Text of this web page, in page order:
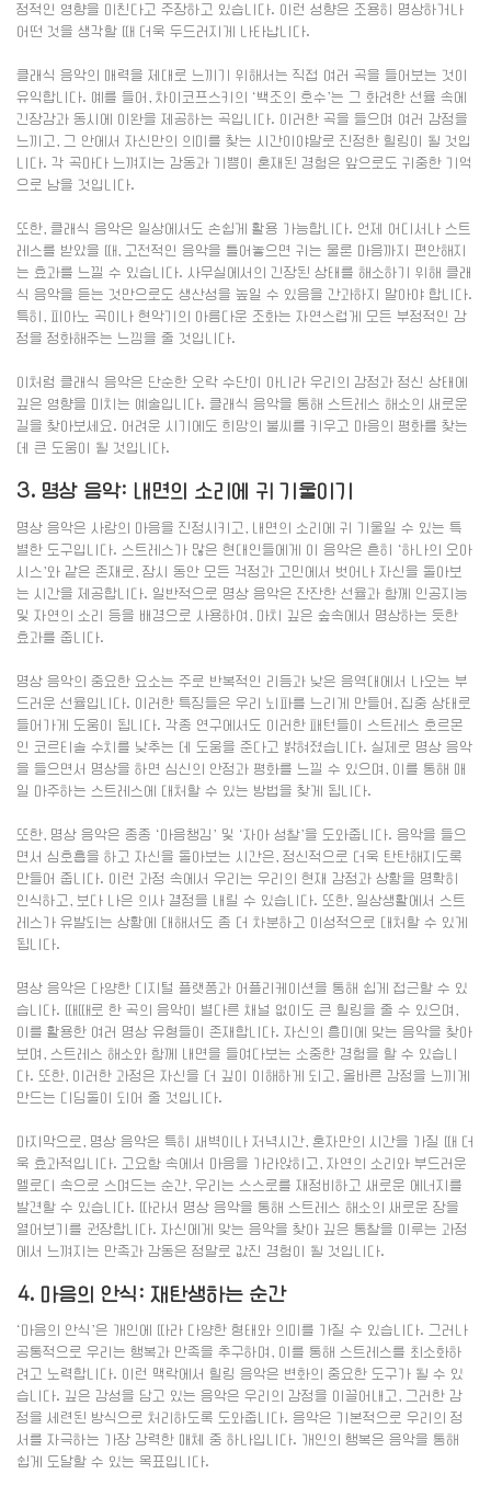
정적인 영향을 미친다고 주장하고 있습니다. 이런 성향은 조용히 명상하거나
어떤 것을 생각할 때 더욱 두드러지게 나타납니다.
클래식 음악의 매력을 제대로 느끼기 위해서는 직접 여러 곡을 들어보는 것이
유익합니다. 예를 들어, 차이코프스키의 ‘백조의 호수’는 그 화려한 선율 속에
긴장감과 동시에 이완을 제공하는 곡입니다. 이러한 곡을 들으며 여러 감정을
느끼고, 그 안에서 자신만의 의미를 찾는 시간이야말로 진정한 힐링이 될 것입
니다. 각 곡마다 느껴지는 감동과 기쁨이 혼재된 경험은 앞으로도 귀중한 기억
으로 남을 것입니다.
또한, 클래식 음악은 일상에서도 손쉽게 활용 가능합니다. 언제 어디서나 스트
레스를 받았을 때, 고전적인 음악을 틀어놓으면 귀는 물론 마음까지 편안해지
는 효과를 느낄 수 있습니다. 사무실에서의 긴장된 상태를 해소하기 위해 클래
식 음악을 듣는 것만으로도 생산성을 높일 수 있음을 간과하지 말아야 합니다.
특히, 피아노 곡이나 현악기의 아름다운 조화는 자연스럽게 모든 부정적인 감
정을 정화해주는 느낌을 줄 것입니다.
이처럼 클래식 음악은 단순한 오락 수단이 아니라 우리의 감정과 정신 상태에
깊은 영향을 미치는 예술입니다. 클래식 음악을 통해 스트레스 해소의 새로운
길을 찾아보세요. 어려운 시기에도 희망의 불씨를 키우고 마음의 평화를 찾는
데 큰 도움이 될 것입니다.
3. 명상 음악: 내면의 소리에 귀 기울이기
명상 음악은 사람의 마음을 진정시키고, 내면의 소리에 귀 기울일 수 있는 특
별한 도구입니다. 스트레스가 많은 현대인들에게 이 음악은 흔히 ‘하나의 오아
시스’와 같은 존재로, 잠시 동안 모든 걱정과 고민에서 벗어나 자신을 돌아보
는 시간을 제공합니다. 일반적으로 명상 음악은 잔잔한 선율과 함께 인공지능
및 자연의 소리 등을 배경으로 사용하여, 마치 깊은 숲속에서 명상하는 듯한
효과를 줍니다.
명상 음악의 중요한 요소는 주로 반복적인 리듬과 낮은 음역대에서 나오는 부
드러운 선율입니다. 이러한 특징들은 우리 뇌파를 느리게 만들어, 집중 상태로
들어가게 도움이 됩니다. 각종 연구에서도 이러한 패턴들이 스트레스 호르몬
인 코르티솔 수치를 낮추는 데 도움을 준다고 밝혀졌습니다. 실제로 명상 음악
을 들으면서 명상을 하면 심신의 안정과 평화를 느낄 수 있으며, 이를 통해 매
일 마주하는 스트레스에 대처할 수 있는 방법을 찾게 됩니다.
또한, 명상 음악은 종종 ‘마음챙김’ 및 ‘자아 성찰’을 도와줍니다. 음악을 들으
면서 심호흡을 하고 자신을 돌아보는 시간은, 정신적으로 더욱 탄탄해지도록
만들어 줍니다. 이런 과정 속에서 우리는 우리의 현재 감정과 상황을 명확히
인식하고, 보다 나은 의사 결정을 내릴 수 있습니다. 또한, 일상생활에서 스트
레스가 유발되는 상황에 대해서도 좀 더 차분하고 이성적으로 대처할 수 있게
됩니다.
명상 음악은 다양한 디지털 플랫폼과 어플리케이션을 통해 쉽게 접근할 수 있
습니다. 때때로 한 곡의 음악이 별다른 채널 없이도 큰 힐링을 줄 수 있으며,
이를 활용한 여러 명상 유형들이 존재합니다. 자신의 흥미에 맞는 음악을 찾아
보며, 스트레스 해소와 함께 내면을 들여다보는 소중한 경험을 할 수 있습니
다. 또한, 이러한 과정은 자신을 더 깊이 이해하게 되고, 올바른 감정을 느끼게
만드는 디딤돌이 되어 줄 것입니다.
마지막으로, 명상 음악은 특히 새벽이나 저녁시간, 혼자만의 시간을 가질 때 더
욱 효과적입니다. 고요함 속에서 마음을 가라앉히고, 자연의 소리와 부드러운
멜로디 속으로 스며드는 순간, 우리는 스스로를 재정비하고 새로운 에너지를
발견할 수 있습니다. 따라서 명상 음악을 통해 스트레스 해소의 새로운 장을
열어보기를 권장합니다. 자신에게 맞는 음악을 찾아 깊은 통찰을 이루는 과정
에서 느껴지는 만족과 감동은 정말로 값진 경험이 될 것입니다.
4. 마음의 안식: 재탄생하는 순간
‘마음의 안식’은 개인에 따라 다양한 형태와 의미를 가질 수 있습니다. 그러나
공통적으로 우리는 행복과 만족을 추구하며, 이를 통해 스트레스를 최소화하
려고 노력합니다. 이런 맥락에서 힐링 음악은 변화의 중요한 도구가 될 수 있
습니다. 깊은 감성을 담고 있는 음악은 우리의 감정을 이끌어내고, 그러한 감
정을 세련된 방식으로 처리하도록 도와줍니다. 음악은 기본적으로 우리의 정
서를 자극하는 가장 강력한 매체 중 하나입니다. 개인의 행복은 음악을 통해
쉽게 도달할 수 있는 목표입니다.